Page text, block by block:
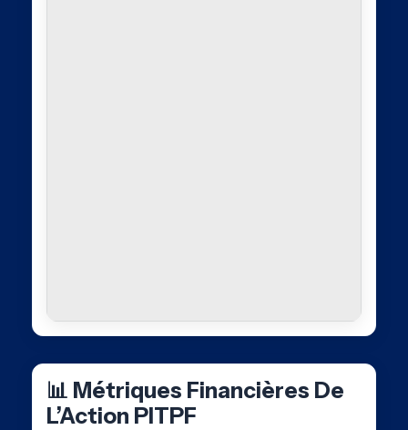
📊 Métriques Financières De
L’Action PITPF